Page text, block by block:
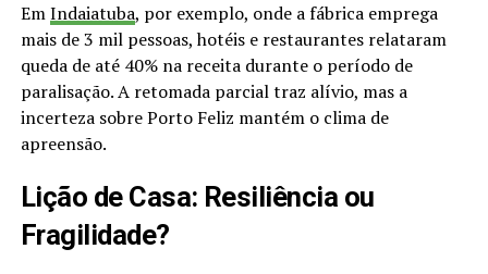
EmIndaiatuba, por exemplo, onde a fábrica emprega
mais de 3 mil pessoas, hotéis e restaurantes relataram
queda de até 40% na receita durante o período de
paralisação. A retomada parcial traz alívio, mas a
incerteza sobre Porto Feliz mantém o clima de
apreensão.
Lição de Casa: Resiliência ou
Fragilidade?